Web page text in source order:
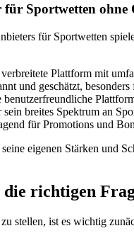
für Sportwetten ohne
für Sportwetten
Plattform mit
und geschätzt,
benutzerfreundliche
breites Spektrum an
für Promotions und
eigenen Stärken und
richtigen
stellen, ist es wichtig